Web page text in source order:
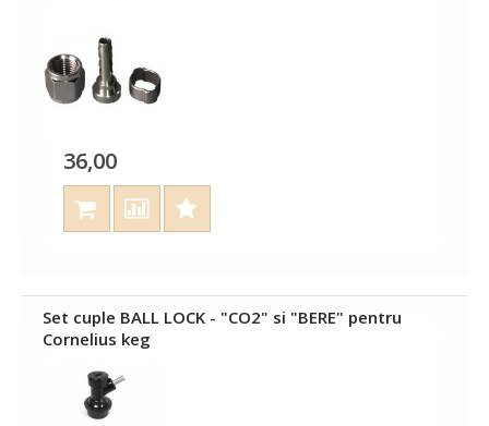
36,00
Set cuple BALL LOCK - "CO2" si "BERE" pentru
Cornelius keg